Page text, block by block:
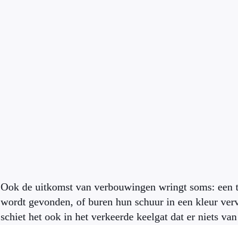
Ook de uitkomst van verbouwingen wringt soms:
wordt gevonden, of buren hun schuur in een kleur
schiet het ook in het verkeerde keelgat dat er niets